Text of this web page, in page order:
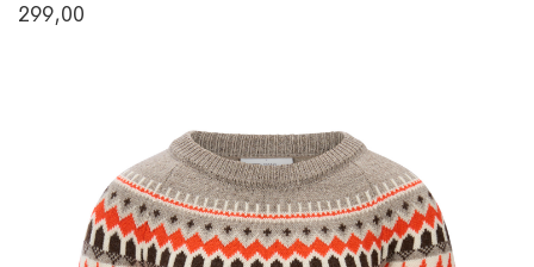
299,00